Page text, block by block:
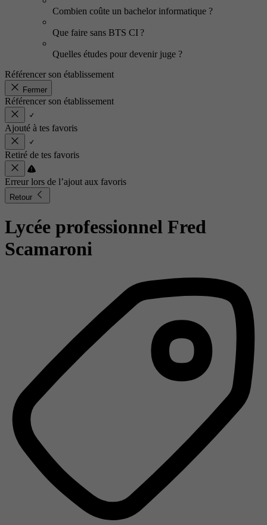
Combien coûte un bachelor informatique ?
Que faire sans BTS CI ?
Quelles études pour devenir juge ?
Référencer son établissement
Fermer
Référencer son établissement
Ajouté à tes favoris
Retiré de tes favoris
Erreur lors de l’ajout aux favoris
Retour
Lycée professionnel Fred
Scamaroni